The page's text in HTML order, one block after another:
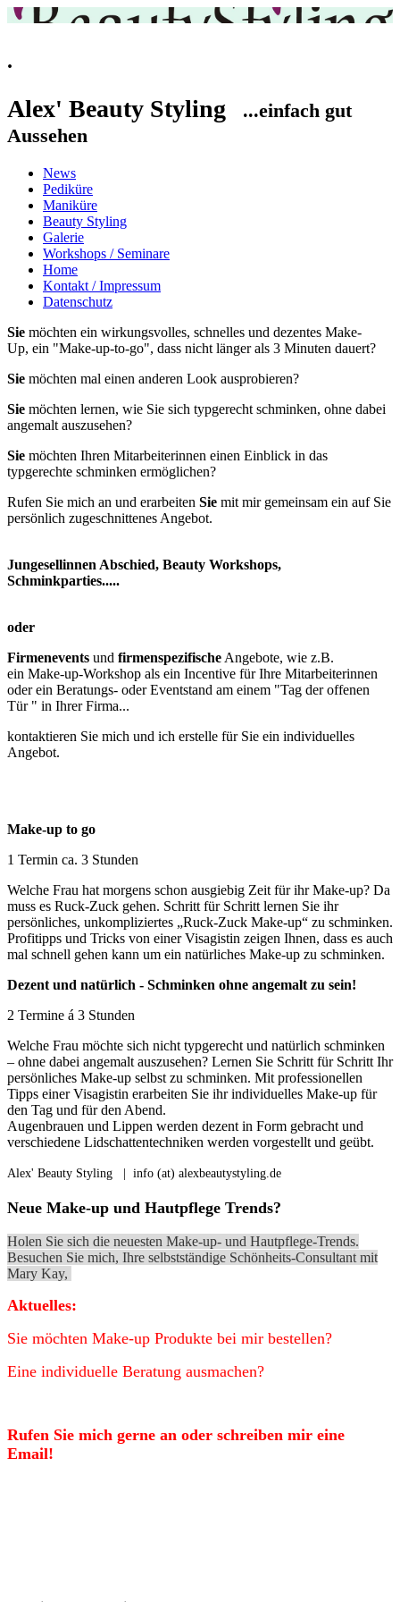
.
Alex' Beauty Styling
...einfach gut
Aussehen
News
Pediküre
Maniküre
Beauty Styling
Galerie
Workshops / Seminare
Home
Kontakt / Impressum
Datenschutz
Sie möchten ein wirkungsvolles, schnelles und dezentes Make-
Up, ein "Make-up-to-go", dass nicht länger als 3 Minuten dauert?
Sie möchten mal einen anderen Look ausprobieren?
Sie möchten lernen, wie Sie sich typgerecht schminken, ohne dabei
angemalt auszusehen?
Sie möchten Ihren Mitarbeiterinnen einen Einblick in das
typgerechte schminken ermöglichen?
Rufen Sie mich an und erarbeiten Sie mit mir gemeinsam ein auf Sie
persönlich zugeschnittenes Angebot.
Jungesellinnen Abschied, Beauty Workshops,
Schminkparties.....
oder
Firmenevents und firmenspezifische Angebote, wie z.B.
ein Make-up-Workshop als ein Incentive für Ihre Mitarbeiterinnen
oder ein Beratungs- oder Eventstand am einem "Tag der offenen
Tür " in Ihrer Firma...
kontaktieren Sie mich und ich erstelle für Sie ein individuelles
Angebot.
Make-up to go
1 Termin ca. 3 Stunden
Welche Frau hat morgens schon ausgiebig Zeit für ihr Make-up? Da
muss es Ruck-Zuck gehen. Schritt für Schritt lernen Sie ihr
persönliches, unkompliziertes „Ruck-Zuck Make-up“ zu schminken.
Profitipps und Tricks von einer Visagistin zeigen Ihnen, dass es auch
mal schnell gehen kann um ein natürliches Make-up zu schminken.
Dezent und natürlich - Schminken ohne angemalt zu sein!
2 Termine á 3 Stunden
Welche Frau möchte sich nicht typgerecht und natürlich schminken
– ohne dabei angemalt auszusehen? Lernen Sie Schritt für Schritt Ihr
persönliches Make-up selbst zu schminken. Mit professionellen
Tipps einer Visagistin erarbeiten Sie ihr individuelles Make-up für
den Tag und für den Abend.
Augenbrauen und Lippen werden dezent in Form gebracht und
verschiedene Lidschattentechniken werden vorgestellt und geübt.
Alex' Beauty Styling | info (at) alexbeautystyling.de
Neue Make-up und Hautpflege Trends?
Holen Sie sich die neuesten Make-up- und Hautpflege-Trends.
Besuchen Sie mich, Ihre selbstständige Schönheits-Consultant mit
Mary Kay,
Aktuelles:
Sie möchten Make-up Produkte bei mir bestellen?
Eine individuelle Beratung ausmachen?
Rufen Sie mich gerne an oder schreiben mir eine
Email!